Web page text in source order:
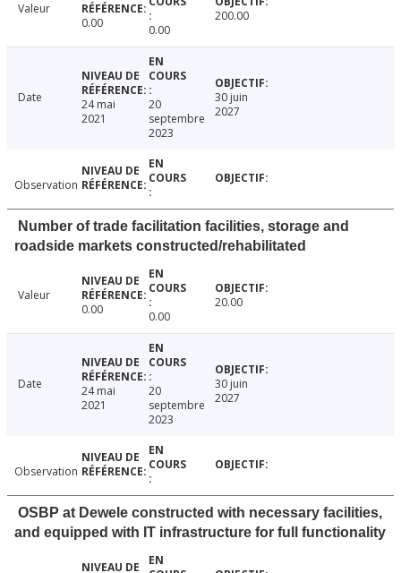
Valeur
0.00
0.00
200.00
Date
24 mai
2021
20
septembre
2023
30 juin
2027
Observation
Number of trade facilitation facilities, storage and
roadside markets constructed/rehabilitated
Valeur
0.00
0.00
20.00
Date
24 mai
2021
20
septembre
2023
30 juin
2027
Observation
OSBP at Dewele constructed with necessary facilities,
and equipped with IT infrastructure for full functionality